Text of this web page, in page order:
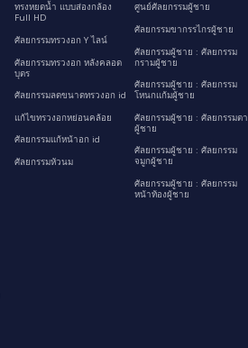
ทรงหยดน้ำ แบบส่องกล้อง
Full HD
ศัลยกรรมทรวงอก Y ไลน์
ศัลยกรรมทรวงอก หลังคลอด
บุตร
ศัลยกรรมลดขนาดทรวงอก id
แก้ไขทรวงอกหย่อนคล้อย
ศัลยกรรมแก้หน้าอก id
ศัลยกรรมหัวนม
ศูนย์ศัลยกรรมผู้ชาย
ศัลยกรรมขากรรไกรผู้ชาย
ศัลยกรรมผู้ชาย : ศัลยกรรม
กรามผู้ชาย
ศัลยกรรมผู้ชาย : ศัลยกรรม
โหนกแก้มผู้ชาย
ศัลยกรรมผู้ชาย : ศัลยกรรมตา
ผู้ชาย
ศัลยกรรมผู้ชาย : ศัลยกรรม
จมูกผู้ชาย
ศัลยกรรมผู้ชาย : ศัลยกรรม
หน้าท้องผู้ชาย